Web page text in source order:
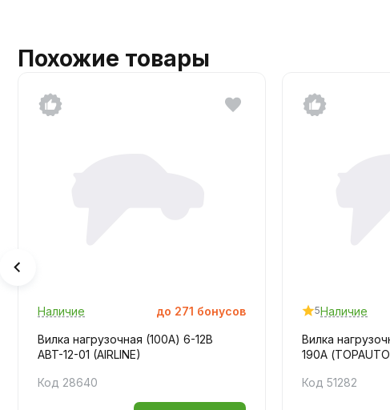
Похожие товары
Наличие до 271 бонусов
Вилка нагрузочная (100А) 6-12В
ABT-12-01 (AIRLINE)
Код 28640
5Наличие
Вилка
190А
Код 51282